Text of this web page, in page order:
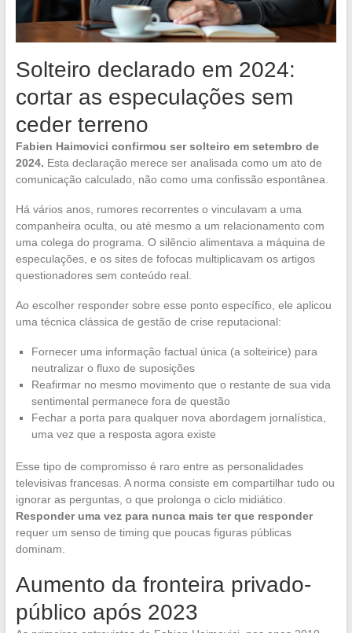
Solteiro declarado em 2024:
cortar as especulações sem
ceder terreno
Fabien Haimovici confirmou ser solteiro em setembro de
2024. Esta declaração merece ser analisada como um ato de
comunicação calculado, não como uma confissão espontânea.
Há vários anos, rumores recorrentes o vinculavam a uma
companheira oculta, ou até mesmo a um relacionamento com
uma colega do programa. O silêncio alimentava a máquina de
especulações, e os sites de fofocas multiplicavam os artigos
questionadores sem conteúdo real.
Ao escolher responder sobre esse ponto específico, ele aplicou
uma técnica clássica de gestão de crise reputacional:
Fornecer uma informação factual única (a solteirice) para
neutralizar o fluxo de suposições
Reafirmar no mesmo movimento que o restante de sua vida
sentimental permanece fora de questão
Fechar a porta para qualquer nova abordagem jornalística,
uma vez que a resposta agora existe
Esse tipo de compromisso é raro entre as personalidades
televisivas francesas. A norma consiste em compartilhar tudo ou
ignorar as perguntas, o que prolonga o ciclo midiático.
Responder uma vez para nunca mais ter que responder
requer um senso de timing que poucas figuras públicas
dominam.
Aumento da fronteira privado-
público após 2023